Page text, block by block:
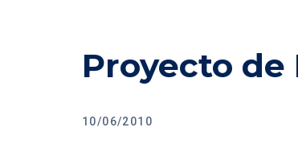
Proyecto
10/06/2010